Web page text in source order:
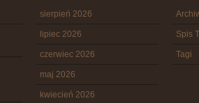
sierpień 2026
lipiec 2026
czerwiec 2026
maj 2026
kwiecień 2026
Spis
Tagi